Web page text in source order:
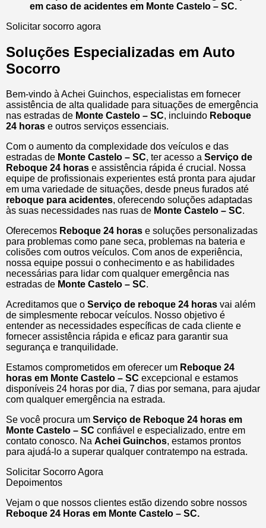
em caso de acidentes em Monte Castelo – SC.
Solicitar socorro agora
Soluções Especializadas em Auto
Socorro
Bem-vindo à Achei Guinchos, especialistas em fornecer
assistência de alta qualidade para situações de emergência
nas estradas de Monte Castelo – SC, incluindo Reboque
24 horas e outros serviços essenciais.
Com o aumento da complexidade dos veículos e das
estradas de Monte Castelo – SC, ter acesso a Serviço de
Reboque 24 horas e assistência rápida é crucial. Nossa
equipe de profissionais experientes está pronta para ajudar
em uma variedade de situações, desde pneus furados até
reboque para acidentes, oferecendo soluções adaptadas
às suas necessidades nas ruas de Monte Castelo – SC.
Oferecemos Reboque 24 horas e soluções personalizadas
para problemas como pane seca, problemas na bateria e
colisões com outros veículos. Com anos de experiência,
nossa equipe possui o conhecimento e as habilidades
necessárias para lidar com qualquer emergência nas
estradas de Monte Castelo – SC.
Acreditamos que o Serviço de reboque 24 horas vai além
de simplesmente rebocar veículos. Nosso objetivo é
entender as necessidades específicas de cada cliente e
fornecer assistência rápida e eficaz para garantir sua
segurança e tranquilidade.
Estamos comprometidos em oferecer um Reboque 24
horas em Monte Castelo – SC excepcional e estamos
disponíveis 24 horas por dia, 7 dias por semana, para ajudar
com qualquer emergência na estrada.
Se você procura um Serviço de Reboque 24 horas em
Monte Castelo – SC confiável e especializado, entre em
contato conosco. Na Achei Guinchos, estamos prontos
para ajudá-lo a superar qualquer contratempo na estrada.
Solicitar Socorro Agora
Depoimentos
Vejam o que nossos clientes estão dizendo sobre nossos
Reboque 24 Horas em Monte Castelo – SC.